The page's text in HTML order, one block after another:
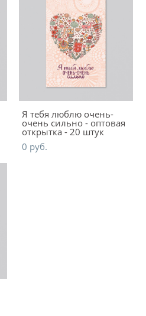
Я тебя люблю очень-
очень сильно - оптовая
открытка - 20 штук
0 pуб.